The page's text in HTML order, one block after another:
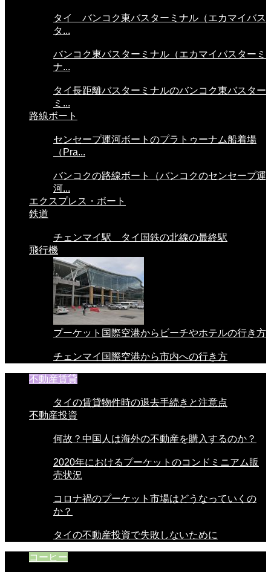
タイ バンコク東バスターミナル（エカマイバス
タ...
バンコク東バスターミナル（エカマイバスターミ
ナ...
タイ長距離バスターミナルのバンコク東バスター
ミ...
路線ボート
センセープ運河ボートのプラトゥーナム船着場
（Pra...
バンコクの路線ボート（バンコクのセンセープ運
河...
エクスプレス・ボート
鉄道
チェンマイ駅 タイ国鉄の北線の最終駅
飛行機
プーケット国際空港からビーチやホテルの行き方
チェンマイ国際空港から市内への行き方
不動産賃貸
タイの賃貸物件時の退去手続きと注意点
不動産投資
何故？中国人は海外の不動産を購入するのか？
2020年におけるプーケットのコンドミニアム販
売状況
コロナ禍のプーケット市場はどうなっていくの
か？
タイの不動産投資で失敗しないために
コーヒー